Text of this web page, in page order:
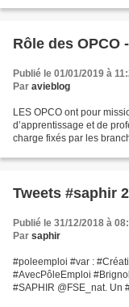
Rôle des OPCO
Publié le 01/01/2019 à
Par avieblog
LES OPCO ont pour
d’apprentissage et de
charge fixés par les
Tweets #saphir
Publié le 31/12/2018 à
Par saphir
#poleemploi #var :
#AvecPôleEmploi
#SAPHIR @FSE_nat. Un